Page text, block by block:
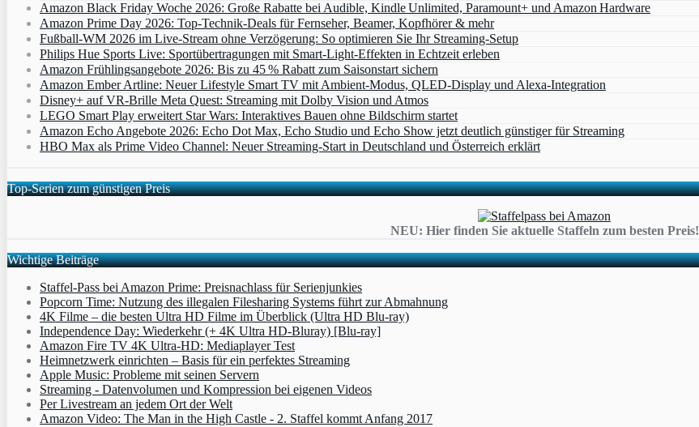
Amazon Black Friday Woche 2026: Große Rabatte bei Audible, Kindle Unlimited, Paramount+ und Amazon Hardware
Amazon Prime Day 2026: Top-Technik-Deals für Fernseher, Beamer, Kopfhörer & mehr
Fußball-WM 2026 im Live-Stream ohne Verzögerung: So optimieren Sie Ihr Streaming-Setup
Philips Hue Sports Live: Sportübertragungen mit Smart‑Light‑Effekten in Echtzeit erleben
Amazon Frühlingsangebote 2026: Bis zu 45 % Rabatt zum Saisonstart sichern
Amazon Ember Artline: Neuer Lifestyle Smart TV mit Ambient‑Modus, QLED‑Display und Alexa‑Integration
Disney+ auf VR-Brille Meta Quest: Streaming mit Dolby Vision und Atmos
LEGO Smart Play erweitert Star Wars: Interaktives Bauen ohne Bildschirm startet
Amazon Echo Angebote 2026: Echo Dot Max, Echo Studio und Echo Show jetzt deutlich günstiger für Streaming
HBO Max als Prime Video Channel: Neuer Streaming‑Start in Deutschland und Österreich erklärt
Top-Serien zum günstigen Preis
NEU: Hier finden Sie aktuelle Staffeln zum besten Preis!
Wichtige Beiträge
Staffel-Pass bei Amazon Prime: Preisnachlass für Serienjunkies
Popcorn Time: Nutzung des illegalen Filesharing Systems führt zur Abmahnung
4K Filme – die besten Ultra HD Filme im Überblick (Ultra HD Blu-ray)
Independence Day: Wiederkehr (+ 4K Ultra HD-Bluray) [Blu-ray]
Amazon Fire TV 4K Ultra-HD: Mediaplayer Test
Heimnetzwerk einrichten – Basis für ein perfektes Streaming
Apple Music: Probleme mit seinen Servern
Streaming - Datenvolumen und Kompression bei eigenen Videos
Per Livestream an jedem Ort der Welt
Amazon Video: The Man in the High Castle - 2. Staffel kommt Anfang 2017